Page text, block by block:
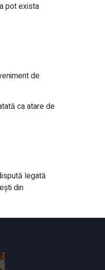
pot exista
de
ca atare de
legată
din